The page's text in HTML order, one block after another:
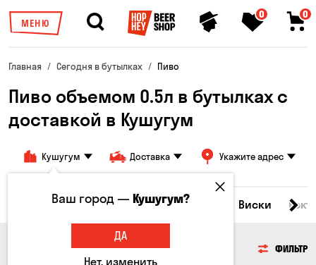
МЕНЮ
0 0
Главная Сегодня в бутылках Пиво
Пиво объемом 0.5л в бутылках с
доставкой в ​​Кушугум
Кушугум Доставка Укажите адрес
Все товары Пиво Сидр Виски
ФИЛЬТР
Ваш город —Кушугум?
ДА
Нет, изменить